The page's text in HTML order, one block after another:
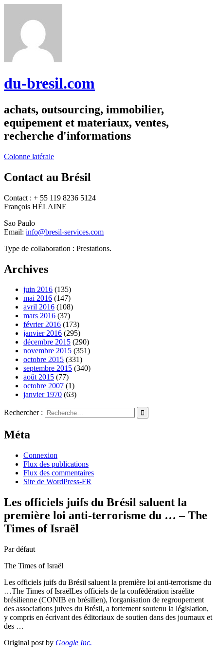
du-bresil.com
achats, outsourcing, immobilier,
equipement et materiaux, ventes,
recherche d'informations
Colonne latérale
Contact au Brésil
Contact : + 55 119 8236 5124
François HÉLAINE
Sao Paulo
Email: info@bresil-services.com
Type de collaboration : Prestations.
Archives
juin 2016 (135)
mai 2016 (147)
avril 2016 (108)
mars 2016 (37)
février 2016 (173)
janvier 2016 (295)
décembre 2015 (290)
novembre 2015 (351)
octobre 2015 (331)
septembre 2015 (340)
août 2015 (77)
octobre 2007 (1)
janvier 1970 (63)
Rechercher :
Méta
Connexion
Flux des publications
Flux des commentaires
Site de WordPress-FR
Les officiels juifs du Brésil saluent la
première loi anti-terrorisme du … – The
Times of Israël
Par défaut
The Times of Israël
Les officiels juifs du Brésil saluent la première loi anti-terrorisme du
…The Times of IsraëlLes officiels de la confédération israélite
brésilienne (CONIB en brésilien), l'organisation de regroupement
des associations juives du Brésil, a fortement soutenu la législation,
y compris en écrivant des éditoriaux de soutien dans des journaux et
des …
Original post by Google Inc.